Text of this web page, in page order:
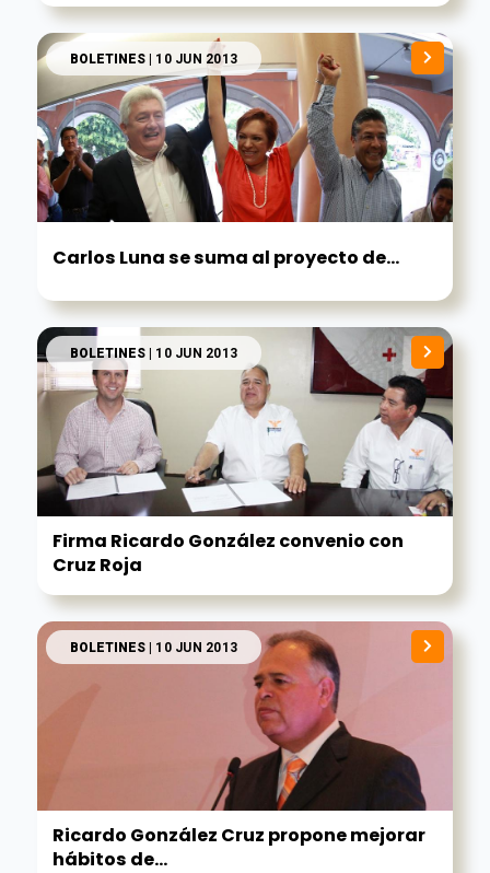
BOLETINES| 10 JUN 2013
Carlos Luna se suma al proyecto de...
BOLETINES| 10 JUN 2013
Firma Ricardo González convenio con
Cruz Roja
BOLETINES| 10 JUN 2013
Ricardo González Cruz propone mejorar
hábitos de...